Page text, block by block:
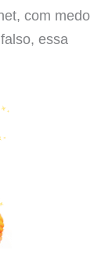
com medo
essa